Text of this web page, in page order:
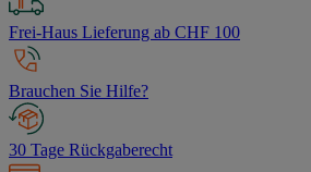
Frei-Haus Lieferung ab CHF 100
Brauchen Sie Hilfe?
30 Tage Rückgaberecht